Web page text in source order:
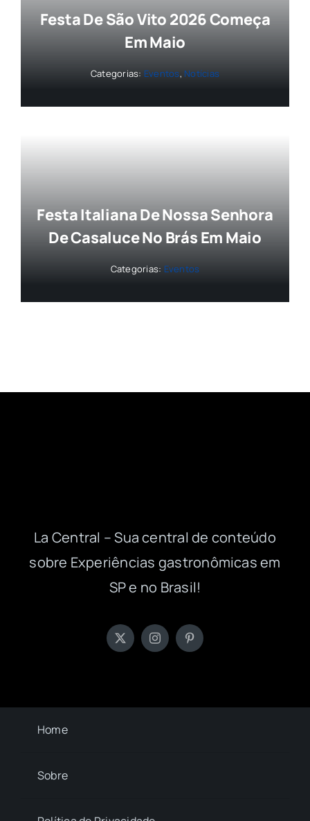
Festa De São Vito 2026 Começa
Em Maio
Categorias: Eventos, Notícias
Festa Italiana De Nossa Senhora
De Casaluce No Brás Em Maio
Categorias: Eventos
La Central – Sua central de conteúdo
sobre Experiências gastronômicas em
SP e no Brasil!
Home
Sobre